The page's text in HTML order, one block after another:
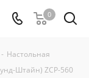
0
- Настольная
Штайн) ZCP-560